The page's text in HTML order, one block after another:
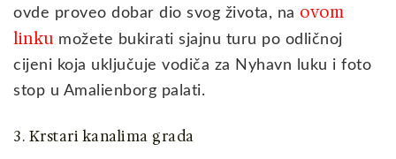
ovde proveo dobar dio svog života, na ovom
linku možete bukirati sjajnu turu po odličnoj
cijeni koja uključuje vodiča za Nyhavn luku i foto
stop u Amalienborg palati.
3. Krstari kanalima grada